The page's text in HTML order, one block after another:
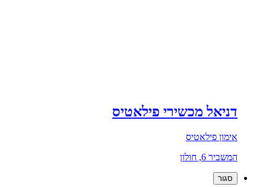
דניאל מכשירי פילאטיס
אימון פילאטיס
המשביר 6, חולון
סגור